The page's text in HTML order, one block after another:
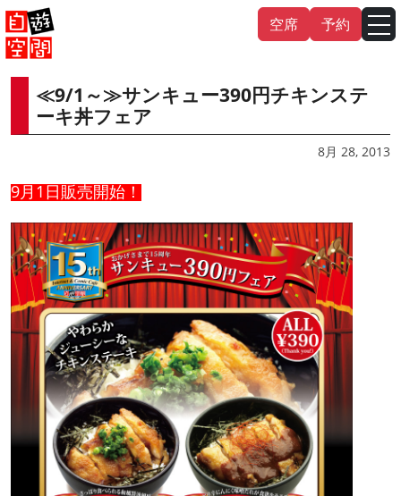
Skip
to
content
空席 予約
≪9/1～≫サンキュー390円チキンステ
ーキ丼フェア
8月 28, 2013
9月1日販売開始！
English 中文（繁體 中文（简 体 ）